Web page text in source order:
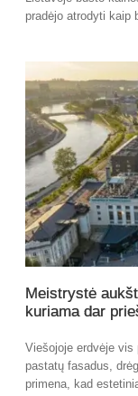
pradėjo atrodyti kaip
Meistrystė
kuriama dar
Viešojoje erdvėje vis
pastatų fasadus,
primena, kad